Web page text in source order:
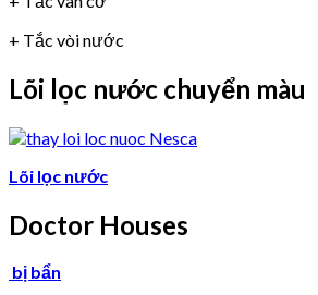
+ Tắc vòi nước
Lõi lọc nước chuyển màu
Lõi lọc nước
Doctor Houses
bị bẩn